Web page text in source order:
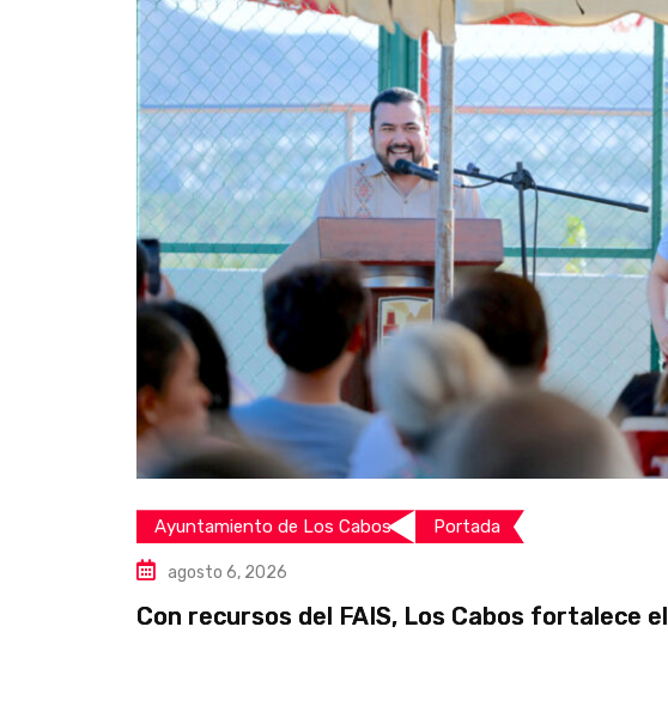
Ayuntamiento de Los Cabos Portada
agosto 6, 2026
Con recursos del FAIS, Los Cabos fortalece el